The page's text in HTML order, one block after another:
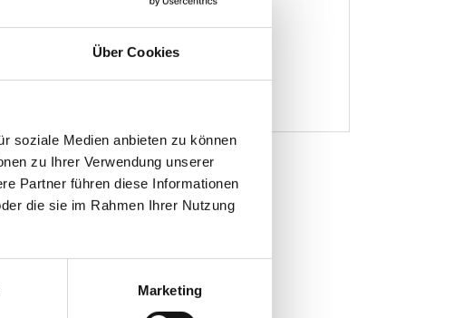
Über Cookies
soziale Medien anbieten zu können
zu Ihrer Verwendung unserer
Partner führen diese Informationen
die sie im Rahmen Ihrer Nutzung
Marketing
Basel